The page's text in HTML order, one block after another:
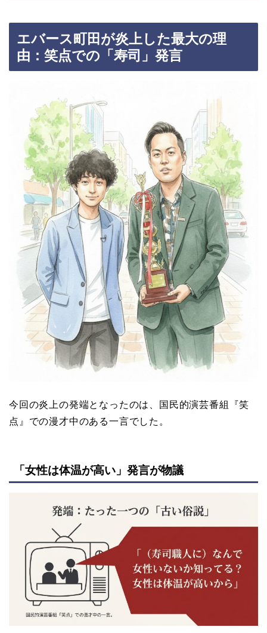
エバース町田が炎上した最大の理
由：笑点での「寿司」発言
今回の炎上の発端となったのは、国民的演芸番組『笑
点』での漫才中のある一言でした。
「女性は体温が高い」発言が物議